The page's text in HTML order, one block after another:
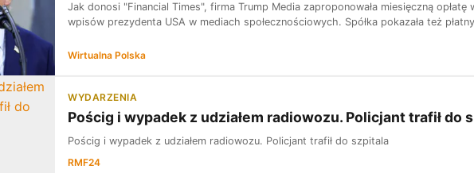
Jak donosi "Financial Times", firma Trump Media zaproponowała miesięczną
wpisów prezydenta USA w mediach społecznościowych. Spółka pokazała też
Wirtualna Polska
WYDARZENIA
Pościg i wypadek z udziałem radiowozu. Policjant trafił do
Pościg i wypadek z udziałem radiowozu. Policjant trafił do szpitala
RMF24